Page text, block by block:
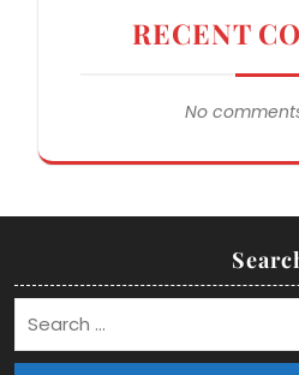
RECENT
No